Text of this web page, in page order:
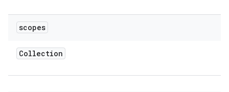
scopes
Collection